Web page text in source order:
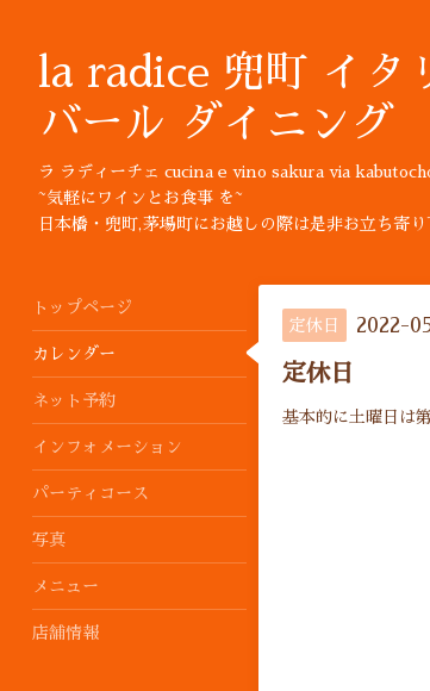
la radice 兜町 イタ
バール ダイニング
ラ ラディーチェ cucina e vino sakura via
~気軽にワインとお食事 を~
日本橋・兜町,茅場町にお越しの際は是非お立ち寄り
定休日 2022-
定休日
基本的に土曜日は
トップページ
カレンダー
ネット予約
インフォメーション
パーティコース
写真
メニュー
店舗情報